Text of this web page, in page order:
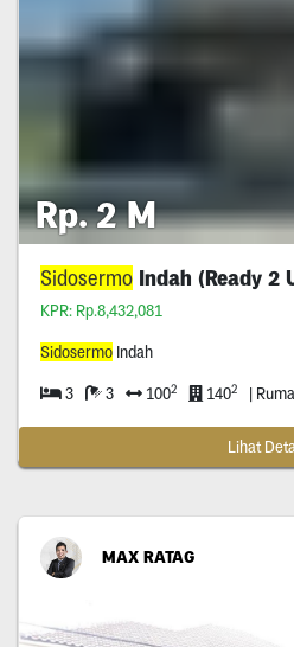
Rp. 2 M
SidosermoIndah (Ready 2
KPR: Rp.8,432,081
SidosermoIndah
3 3 1002 1402 |
Lihat
MAX RATAG